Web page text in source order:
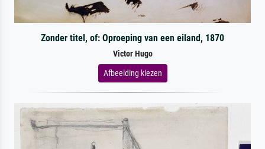
Zonder titel, of: Oproeping van een eiland, 1870
Victor Hugo
Afbeelding kiezen